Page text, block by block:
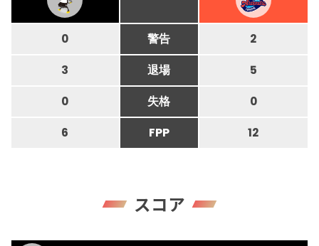
0 警告 2
3 退場 5
0 失格 0
6 FPP 12
スコア